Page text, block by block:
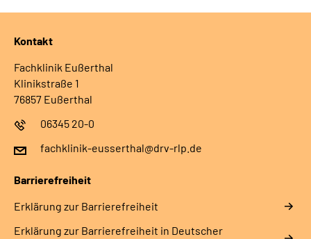
Kontakt
Fachklinik Eußerthal
Klinikstraße 1
76857 Eußerthal
06345 20-0
fachklinik-eusserthal@drv-rlp.de
Barrierefreiheit
Erklärung zur Barrierefreiheit
Erklärung zur Barrierefreiheit in Deutscher